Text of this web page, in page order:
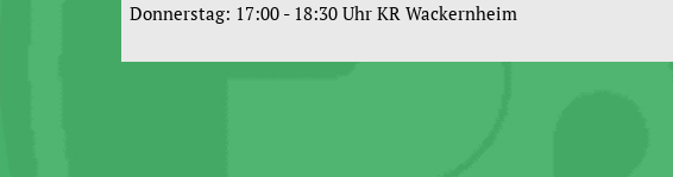
Donnerstag: 17:00 - 18:30 Uhr KR Wackernheim